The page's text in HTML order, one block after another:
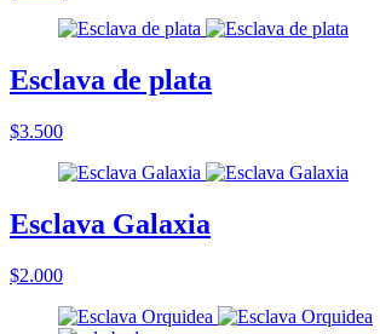
Esclava de plata
$3.500
Esclava Galaxia
$2.000